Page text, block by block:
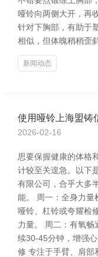
哑铃向两侧大开，再
针对下胸部，有助于
相似，但体魄稍稍歪
新闻动态
使用哑铃上海盟铸
2026-02-16
思要保握健康的体格
计较至关遑急。以下
有限公司，合乎大多
能。 周一：全身力量
哑铃、杠铃或夸耀检
力量。 周二：有氧畅
续30-45分钟，增强
修 专注于手臂、肩部